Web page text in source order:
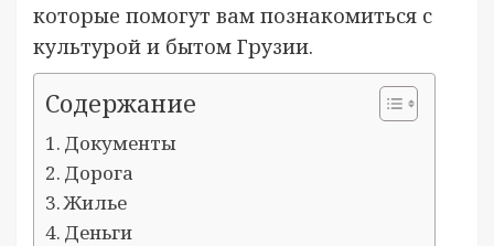
которые помогут вам познакомиться с
культурой и бытом Грузии.
Содержание
Документы
Дорога
Жилье
Деньги